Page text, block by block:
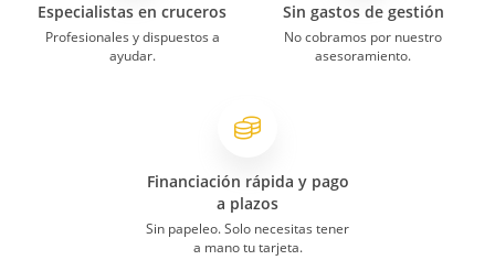
Especialistas en cruceros
Profesionales y dispuestos a
ayudar.
Sin gastos de gestión
No cobramos por nuestro
asesoramiento.
Financiación rápida y pago
a plazos
Sin papeleo. Solo necesitas tener
a mano tu tarjeta.